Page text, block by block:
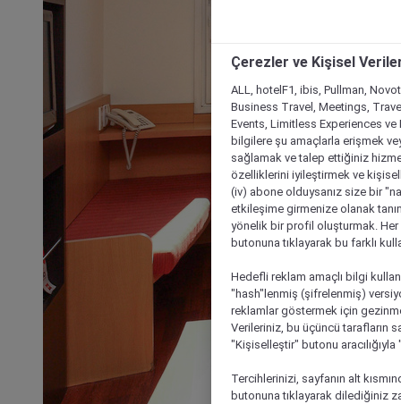
Çerezler ve Kişisel
ALL, hotelF1, ibis, Pullman,
Business Travel, Meetings,
Events, Limitless Experiences
bilgilere şu amaçlarla erişmek
sağlamak ve talep ettiğiniz
özelliklerini iyileştirmek ve
(iv) abone olduysanız size bir
etkileşime girmenize olanak
yönelik bir profil oluşturmak.
butonuna tıklayarak bu farklı
Hedefli reklam amaçlı bilgi
"hash"lenmiş (şifrelenmiş)
reklamlar göstermek için
Verileriniz, bu üçüncü tarafların
"Kişiselleştir" butonu
Tercihlerinizi, sayfanın alt
butonuna tıklayarak dilediğiniz